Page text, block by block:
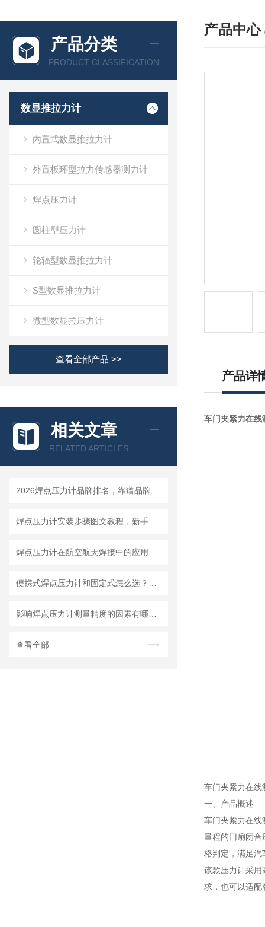
产品分类
PRODUCT CLASSIFICATION
数显推拉力计
内置式数显推拉力计
外置板环型拉力传感器测力计
焊点压力计
圆柱型压力计
轮辐型数显推拉力计
S型数显推拉力计
微型数显拉压力计
查看全部产品 >>
相关文章
RELATED ARTICLES
查看全部
产品中心
产品详
车门夹紧力在
车门夹紧力在线
一、产品概述
车门夹紧力在线
量程的门扇闭合
格判定，满足汽
该款压力计采用
求，也可以适配